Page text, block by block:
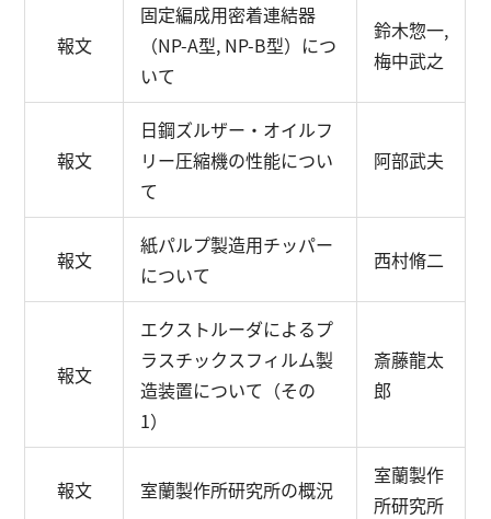
報文
固定編成用密着連結器
（NP-A型, NP-B型）につ
いて
鈴木惣一,
梅中武之
報文
日鋼ズルザー・オイルフ
リー圧縮機の性能につい
て
阿部武夫
報文
紙パルプ製造用チッパー
について
西村脩二
報文
エクストルーダによるプ
ラスチックスフィルム製
造装置について（その
1）
斎藤龍太
郎
報文 室蘭製作所研究所の概況
室蘭製作
所研究所